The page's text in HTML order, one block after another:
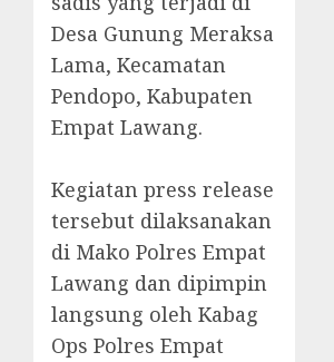
Desa Gunung Meraksa
Lama, Kecamatan
Pendopo, Kabupaten
Empat Lawang.
‎Kegiatan press release
tersebut dilaksanakan
di Mako Polres Empat
Lawang dan dipimpin
langsung oleh Kabag
Ops Polres Empat